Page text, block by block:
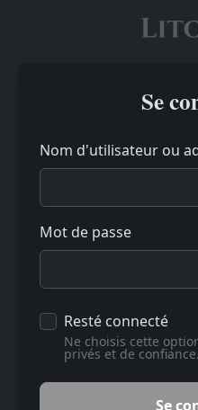
Se
Nom d'utilisateur ou
Mot de passe
Resté connecté
Ne choisis cette
privés et de confiance.